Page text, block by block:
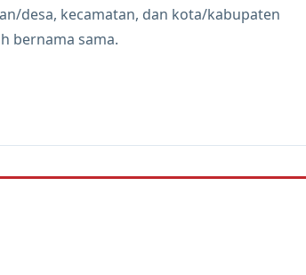
desa, kecamatan, dan kota/kabupaten
bernama sama.